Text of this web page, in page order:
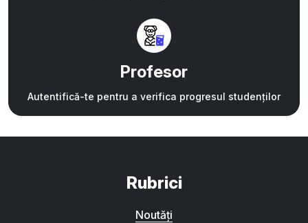
Profesor
Autentifică-te pentru a verifica progresul studenților
Rubrici
Noutăți